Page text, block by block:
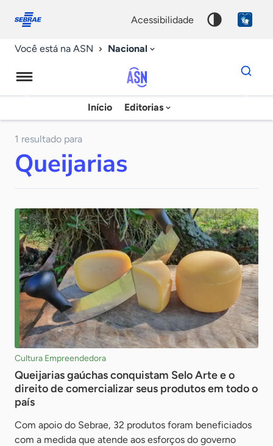
conosco
acessibilidade
Você está na ASN Nacional
Agência
Sebrae
Notícias
Início Editorias
Dados
para
chave
1 resultado para
Queijarias
Cultura Empreendedora
Queijarias gaúchas conquistam Selo Arte e o
direito de comercializar seus produtos em todo o
país
Com apoio do Sebrae, 32 produtos foram beneficiados
com a medida que atende aos esforços do governo